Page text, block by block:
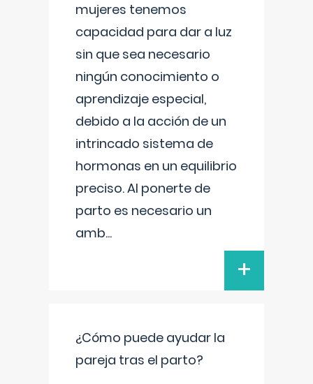
mujeres tenemos
capacidad para dar a luz
sin que sea necesario
ningún conocimiento o
aprendizaje especial,
debido a la acción de un
intrincado sistema de
hormonas en un equilibrio
preciso. Al ponerte de
parto es necesario un
amb...
+
¿Cómo puede ayudar la
pareja tras el parto?